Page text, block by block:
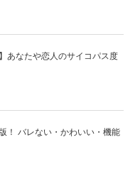
あなたや恋人のサイコパス度
！ バレない・かわいい・機能